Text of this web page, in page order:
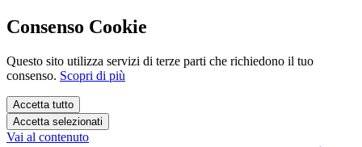
Consenso Cookie
Questo sito utilizza servizi di terze parti che richiedono il tuo
consenso. Scopri di più
Accetta tutto
Accetta selezionati
Vai al contenuto